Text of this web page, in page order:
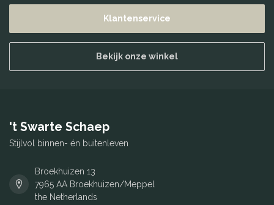
Klantenservice
Bekijk onze winkel
't Swarte Schaep
Stijlvol binnen- én buitenleven
Broekhuizen 13
7965 AA Broekhuizen/Meppel
the Netherlands